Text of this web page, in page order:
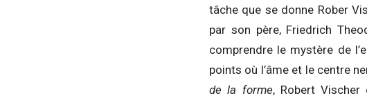
tâche que se donne Rober
par son père, Friedrich
comprendre le mystère de
points où l’âme et le centre
de la forme, Robert Vischer